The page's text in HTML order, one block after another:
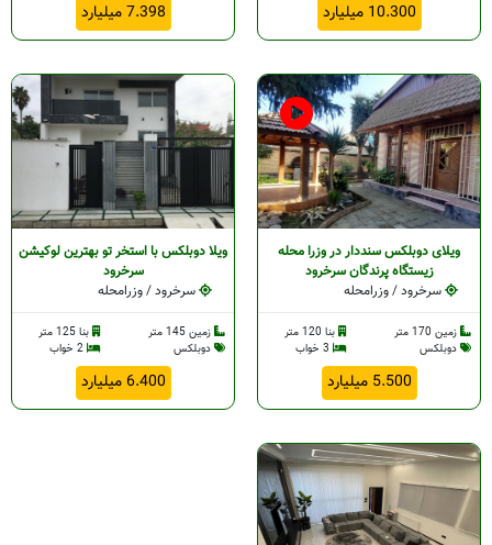
10.300 میلیارد 7.398 میلیارد
ویلای دوبلکس سنددار در وزرا محله
زیستگاه پرندگان سرخرود
سرخرود / وزرامحله
زمین 170 متر
بنا 120 متر
دوبلکس
5.500 میلیارد
ویلا دوبلکس با استخر تو بهترین لوکیشن
سرخرود
سرخرود / وزرامحله
زمین 145 متر
بنا 125 متر
دوبلکس
6.400 میلیارد